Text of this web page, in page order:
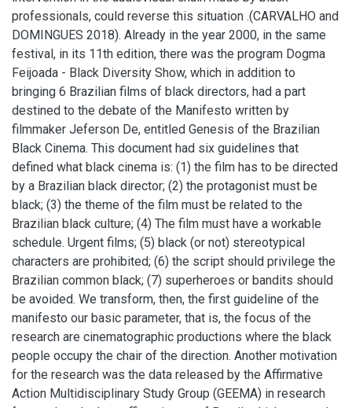
professionals, could reverse this situation .(CARVALHO and
DOMINGUES 2018). Already in the year 2000, in the same
festival, in its 11th edition, there was the program Dogma
Feijoada - Black Diversity Show, which in addition to
bringing 6 Brazilian films of black directors, had a part
destined to the debate of the Manifesto written by
filmmaker Jeferson De, entitled Genesis of the Brazilian
Black Cinema. This document had six guidelines that
defined what black cinema is: (1) the film has to be directed
by a Brazilian black director; (2) the protagonist must be
black; (3) the theme of the film must be related to the
Brazilian black culture; (4) The film must have a workable
schedule. Urgent films; (5) black (or not) stereotypical
characters are prohibited; (6) the script should privilege the
Brazilian common black; (7) superheroes or bandits should
be avoided. We transform, then, the first guideline of the
manifesto our basic parameter, that is, the focus of the
research are cinematographic productions where the black
people occupy the chair of the direction. Another motivation
for the research was the data released by the Affirmative
Action Multidisciplinary Study Group (GEEMA) in research